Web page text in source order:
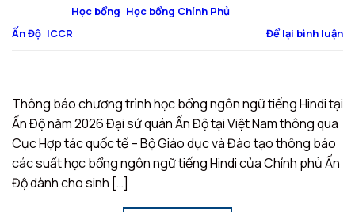
Học bổng Học bổng Chính Phủ
Ấn Độ ICCR Để lại bình luận
Thông báo chương trình học bổng ngôn ngữ tiếng Hindi tại
Ấn Độ năm 2026 Đại sứ quán Ấn Độ tại Việt Nam thông qua
Cục Hợp tác quốc tế – Bộ Giáo dục và Đào tạo thông báo
các suất học bổng ngôn ngữ tiếng Hindi của Chính phủ Ấn
Độ dành cho sinh […]